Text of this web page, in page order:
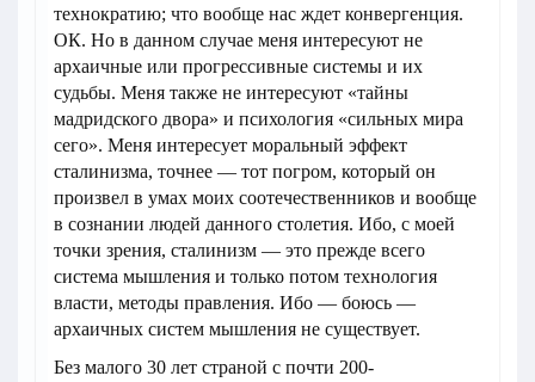
технократию; что вообще нас ждет конвергенция.
ОК. Но в данном случае меня интересуют не
архаичные или прогрессивные системы и их
судьбы. Меня также не интересуют «тайны
мадридского двора» и психология «сильных мира
сего». Меня интересует моральный эффект
сталинизма, точнее — тот погром, который он
произвел в умах моих соотечественников и вообще
в сознании людей данного столетия. Ибо, с моей
точки зрения, сталинизм — это прежде всего
система мышления и только потом технология
власти, методы правления. Ибо — боюсь —
архаичных систем мышления не существует.
Без малого 30 лет страной с почти 200-